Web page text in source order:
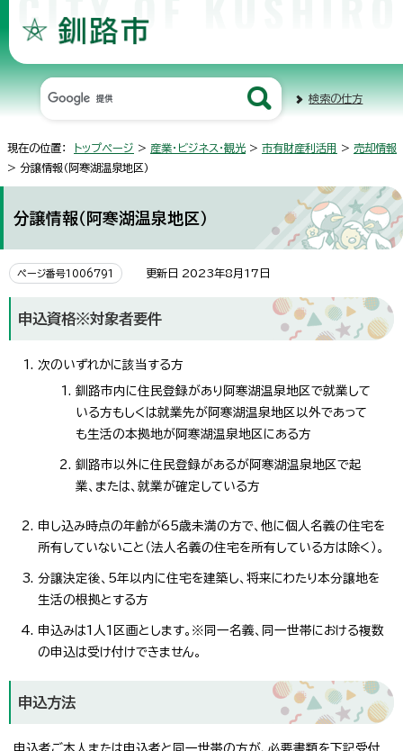
検索の仕方
現在の位置： トップページ > 産業・ビジネス・観光 > 市有財産利活用 > 売却情報
> 分譲情報（阿寒湖温泉地区）
分譲情報（阿寒湖温泉地区）
ページ番号1006791 更新日 2023年8月17日
申込資格※対象者要件
次のいずれかに該当する方
釧路市内に住民登録があり阿寒湖温泉地区で就業して
いる方もしくは就業先が阿寒湖温泉地区以外であって
も生活の本拠地が阿寒湖温泉地区にある方
釧路市以外に住民登録があるが阿寒湖温泉地区で起
業、または、就業が確定している方
申し込み時点の年齢が65歳未満の方で、他に個人名義の住宅を
所有していないこと（法人名義の住宅を所有している方は除く）。
分譲決定後、5年以内に住宅を建築し、将来にわたり本分譲地を
生活の根拠とする方
申込みは1人1区画とします。※同一名義、同一世帯における複数
の申込は受け付けできません。
申込方法
申込者ご本人または申込者と同一世帯の方が、必要書類を下記受付